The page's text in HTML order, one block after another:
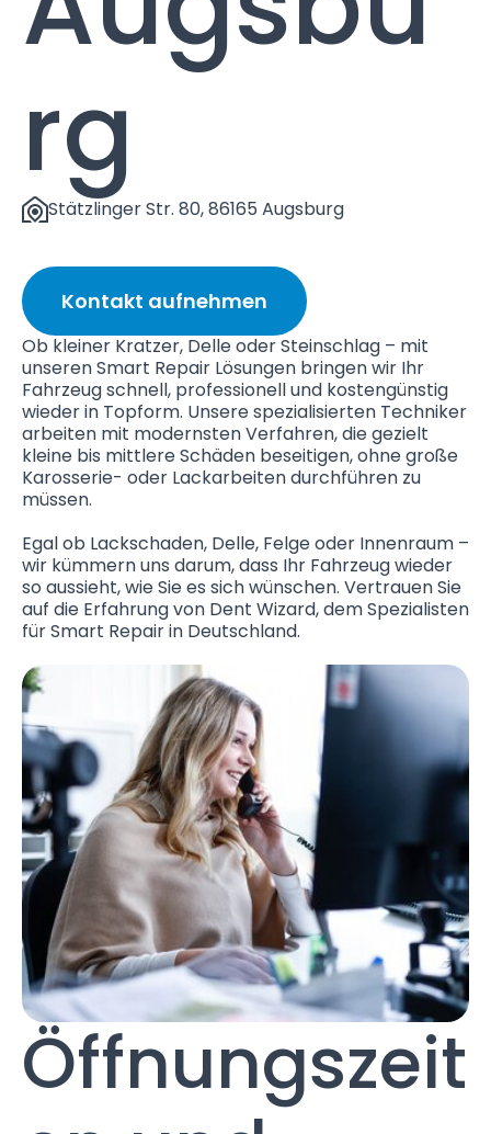
rg
Stätzlinger Str. 80, 86165 Augsburg
Kontakt aufnehmen
Ob kleiner Kratzer, Delle oder Steinschlag – mit
unseren Smart Repair Lösungen bringen wir Ihr
Fahrzeug schnell, professionell und kostengünstig
wieder in Topform. Unsere spezialisierten Techniker
arbeiten mit modernsten Verfahren, die gezielt
kleine bis mittlere Schäden beseitigen, ohne große
Karosserie- oder Lackarbeiten durchführen zu
müssen.
Egal ob Lackschaden, Delle, Felge oder Innenraum –
wir kümmern uns darum, dass Ihr Fahrzeug wieder
so aussieht, wie Sie es sich wünschen. Vertrauen Sie
auf die Erfahrung von Dent Wizard, dem Spezialisten
für Smart Repair in Deutschland.
Öffnungszeit